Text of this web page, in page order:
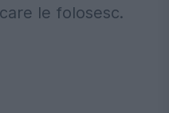
le folosesc.